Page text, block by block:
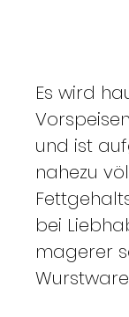
Es wird
und ist
nahezu
bei
magerer